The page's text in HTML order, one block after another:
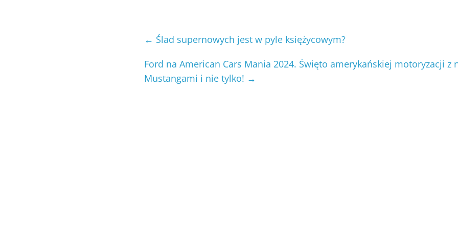
← Ślad supernowych jest w pyle księżycowym?
Ford na American Cars Mania 2024. Święto amerykańskiej motoryzacji z
Mustangami i nie tylko! →